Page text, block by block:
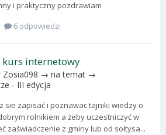
i praktyczny pozdrawiam
6 odpowiedzi
kurs internetowy
Zosia098 → na temat →
- III edycja
sie zapisać i poznawac tajniki wiedzy o
rolnikiem a żeby uczestniczyć w
zaświadczenie z gminy lub od sołtysa...